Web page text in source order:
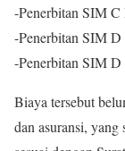
-Penerbitan SIM
-Penerbitan SIM
-Penerbitan SIM
Biaya tersebut
dan asuransi,